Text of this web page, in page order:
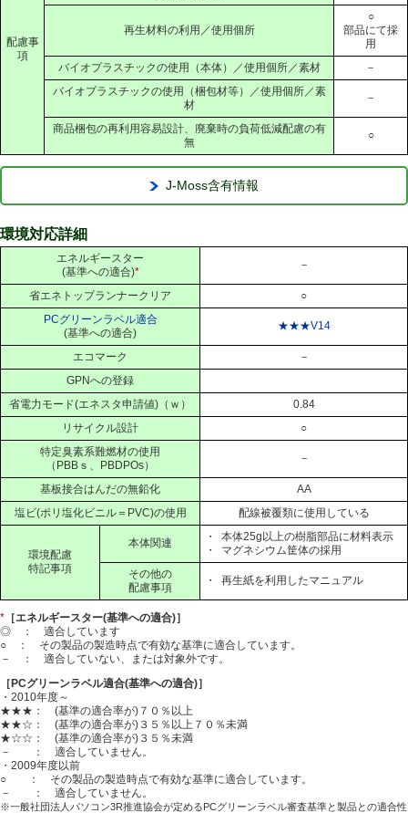
配慮事
項
再生材料の利用／使用個所
○
部品にて採
用
バイオプラスチックの使用（本体）／使用個所／素材
－
バイオプラスチックの使用（梱包材等）／使用個所／素
材
－
商品梱包の再利用容易設計、廃棄時の負荷低減配慮の有
無
○
J-Moss含有情報
環境対応詳細
エネルギースター
(基準への適合)*
－
省エネトップランナークリア
○
PCグリーンラベル適合
(基準への適合)
★★★V14
エコマーク
－
GPNへの登録
省電力モード(エネスタ申請値)（ｗ）
0.84
リサイクル設計
○
特定臭素系難燃材の使用
（PBBｓ、PBDPOs）
－
基板接合はんだの無鉛化
AA
塩ビ(ポリ塩化ビニル＝PVC)の使用
配線被覆類に使用している
環境配慮
特記事項
本体関連 ・
本体25g以上の樹脂部品に材料表示
・
マグネシウム筐体の採用
その他の
配慮事項
・ 再生紙を利用したマニュアル
* ［エネルギースター(基準への適合)］
◎ ： 適合しています
○ ： その製品の製造時点で有効な基準に適合しています。
－ ： 適合していない、または対象外です。
［PCグリーンラベル適合(基準への適合)］
・2010年度～
★★★： (基準の適合率が)７０％以上
★★☆： (基準の適合率が)３５％以上７０％未満
★☆☆： (基準の適合率が)３５％未満
－ ： 適合していません。
・2009年度以前
○ ： その製品の製造時点で有効な基準に適合しています。
－ ： 適合していません。
※一般社団法人パソコン3R推進協会が定めるPCグリーンラベル審査基準と製品との適合性